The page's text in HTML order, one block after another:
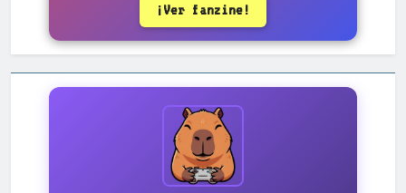
¡Ver fanzine!